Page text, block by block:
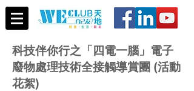
科技伴你行之「四電一腦」電子
廢物處理技術全接觸導賞團 (活動
花絮)